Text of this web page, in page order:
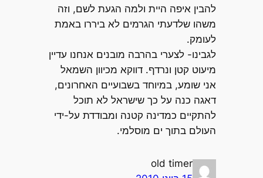
להבין איפה היית ולמה הגעת לשם, וזה
משהו שלדעתי הגרמים לא ביררו באמת
לעומק.
לגבינו- לצערי בהרבה מובנים אנחנו עדיין
מיעוט קטן ונרדף. דווקא מכיוון השמאל
אני שומע, במיוחד בשבועיים האחרונים,
דאגה כנה על כך שישראל לא תוכל
להתקיים כמדינה קטנה ומבודדת על-ידי
העולם בתוך ים מוסלמי.
old timer